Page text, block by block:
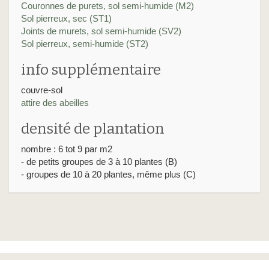
Couronnes de purets, sol semi-humide (M2)
Sol pierreux, sec (ST1)
Joints de murets, sol semi-humide (SV2)
Sol pierreux, semi-humide (ST2)
info supplémentaire
couvre-sol
attire des abeilles
densité de plantation
nombre : 6 tot 9 par m2
- de petits groupes de 3 à 10 plantes (B)
- groupes de 10 à 20 plantes, même plus (C)